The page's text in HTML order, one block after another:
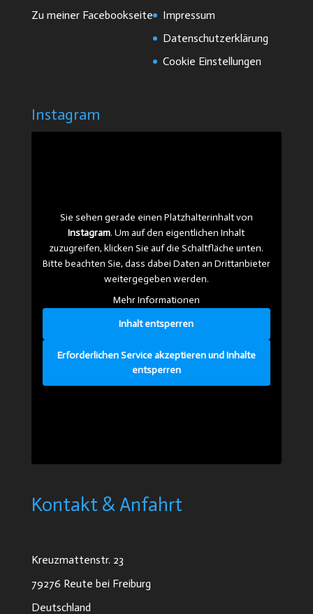
Zu meiner Facebookseite
Impressum
Datenschutzerklärung
Cookie Einstellungen
Instagram
Sie sehen gerade einen Platzhalterinhalt von
Instagram. Um auf den eigentlichen Inhalt
zuzugreifen, klicken Sie auf die Schaltfläche unten.
Bitte beachten Sie, dass dabei Daten an Drittanbieter
weitergegeben werden.
Mehr Informationen
Inhalt entsperren
Erforderlichen Service akzeptieren und Inhalte
entsperren
Kontakt & Anfahrt
Kreuzmattenstr. 23
79276 Reute bei Freiburg
Deutschland